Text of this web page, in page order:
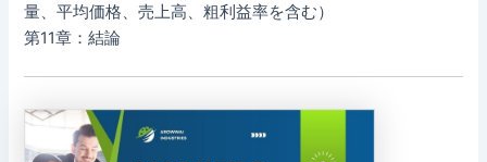
量、平均価格、売上高、粗利益率を含む）
第11章：結論